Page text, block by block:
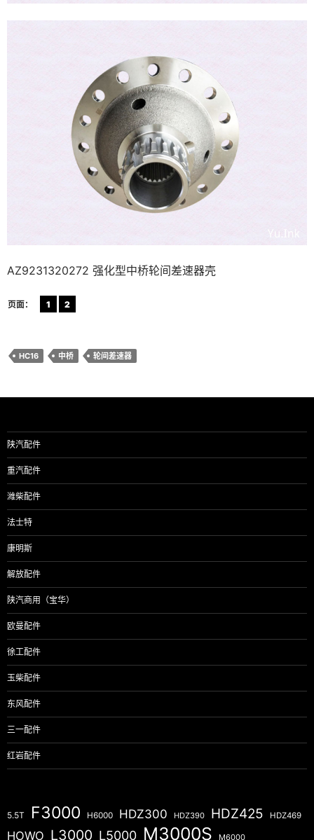
AZ9231320272 强化型中桥轮间差速器壳
页面： 1 2
HC16 中桥 轮间差速器
陕汽配件
重汽配件
潍柴配件
法士特
康明斯
解放配件
陕汽商用（宝华）
欧曼配件
徐工配件
玉柴配件
东风配件
三一配件
红岩配件
5.5T F3000 H6000 HDZ300 HDZ390 HDZ425 HDZ469
HOWO L3000 L5000 M3000S M6000